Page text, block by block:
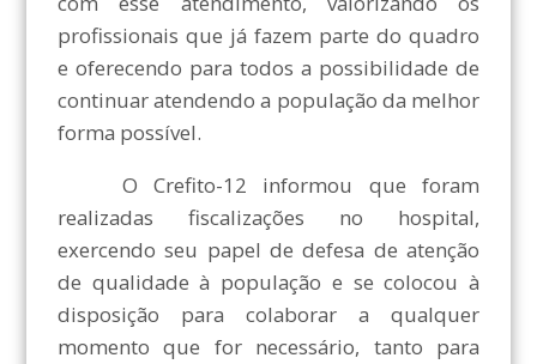
profissionais que já fazem parte do quadro
e oferecendo para todos a possibilidade de
continuar atendendo a população da melhor
forma possível.
O Crefito-12 informou que foram
realizadas fiscalizações no hospital,
exercendo seu papel de defesa de atenção
de qualidade à população e se colocou à
disposição para colaborar a qualquer
momento que for necessário, tanto para